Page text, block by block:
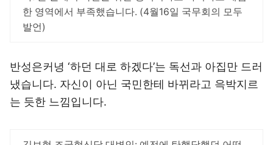
한 영역에서 부족했습니다. (4월16일 국무회의 모두
발언)
반성은커녕 ‘하던 대로 하겠다’는 독선과 아집만 드러
냈습니다. 자신이 아닌 국민한테 바뀌라고 윽박지르
는 듯한 느낌입니다.